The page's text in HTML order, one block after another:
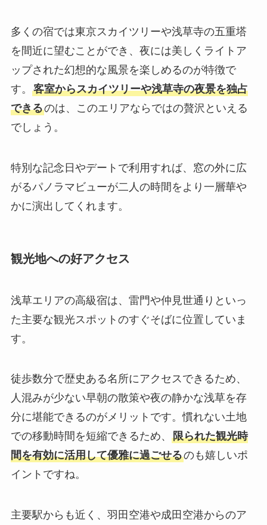
多くの宿では東京スカイツリーや浅草寺の五重塔
を間近に望むことができ、夜には美しくライトア
ップされた幻想的な風景を楽しめるのが特徴で
す。 客室からスカイツリーや浅草寺の夜景を独占
できるのは、このエリアならではの贅沢といえる
でしょう。
特別な記念日やデートで利用すれば、窓の外に広
がるパノラマビューが二人の時間をより一層華や
かに演出してくれます。
観光地への好アクセス
浅草エリアの高級宿は、雷門や仲見世通りといっ
た主要な観光スポットのすぐそばに位置していま
す。
徒歩数分で歴史ある名所にアクセスできるため、
人混みが少ない早朝の散策や夜の静かな浅草を存
分に堪能できるのがメリットです。慣れない土地
での移動時間を短縮できるため、 限られた観光時
間を有効に活用して優雅に過ごせるのも嬉しいポ
イントですね。
主要駅からも近く、羽田空港や成田空港からのア